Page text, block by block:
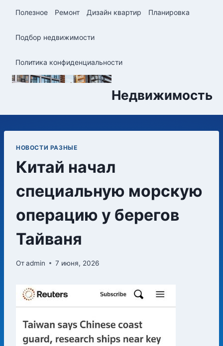
содержимому
Полезное Ремонт Дизайн квартир Планировка
Подбор недвижимости
Политика конфиденциальности
Недвижимость
НОВОСТИ РАЗНЫЕ
Китай начал
специальную морскую
операцию у берегов
Тайваня
Отadmin 7 июня, 2026